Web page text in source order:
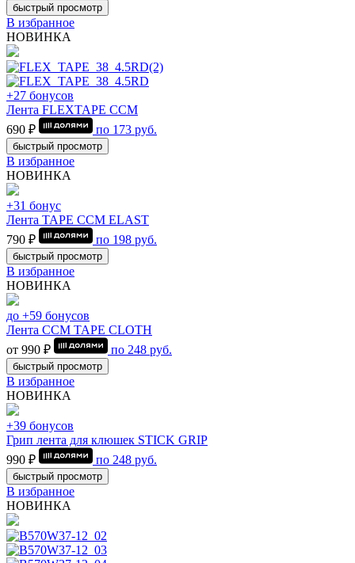
быстрый просмотр
В избранное
НОВИНКА
+27 бонусов
Лента FLEXTAPE CCM
690 ₽
по 173 руб.
быстрый просмотр
В избранное
НОВИНКА
+31 бонус
Лента TAPE CCM ELAST
790 ₽
по 198 руб.
быстрый просмотр
В избранное
НОВИНКА
до +59 бонусов
Лента CCM TAPE CLOTH
от 990 ₽
по 248 руб.
быстрый просмотр
В избранное
НОВИНКА
+39 бонусов
Грип лента для клюшек STICK GRIP
990 ₽
по 248 руб.
быстрый просмотр
В избранное
НОВИНКА